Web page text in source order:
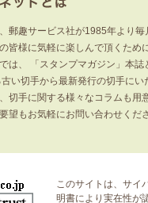
郵趣サービス社が1985年より
皆様に気軽に楽しんで頂くため
は、 「スタンプマガジン」本
い切手から最新発行の切手に
切手に関する様々なコラムも
望もお気軽にお問い合わせくださ
このサイトは、サイ
明書により実在性が